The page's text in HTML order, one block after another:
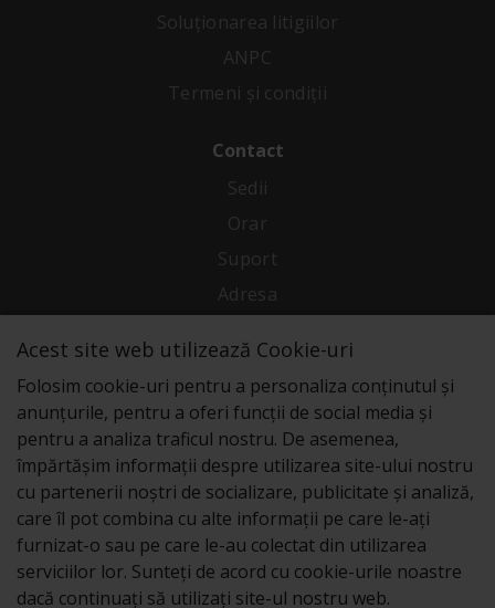
Soluționarea litigiilor
ANPC
Termeni și condiții
Contact
Sedii
Orar
Suport
Adresa
Conecteaza-te cu noi
Acest site web utilizează Cookie-uri
Folosim cookie-uri pentru a personaliza conținutul și
anunțurile, pentru a oferi funcții de social media și
pentru a analiza traficul nostru. De asemenea,
împărtășim informații despre utilizarea site-ului nostru
cu partenerii noștri de socializare, publicitate și analiză,
care îl pot combina cu alte informații pe care le-ați
furnizat-o sau pe care le-au colectat din utilizarea
serviciilor lor. Sunteți de acord cu cookie-urile noastre
dacă continuați să utilizați site-ul nostru web.